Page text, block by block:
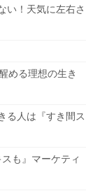
い！天気に左右さ
める理想の生き
る人は『すき間ス
も』マーケティ